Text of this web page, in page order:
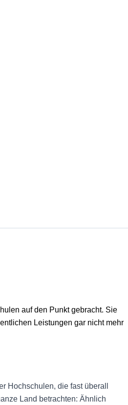
auf den Punkt gebracht. Sie
Leistungen gar nicht mehr
Hochschulen, die fast überall
Land betrachten: Ähnlich